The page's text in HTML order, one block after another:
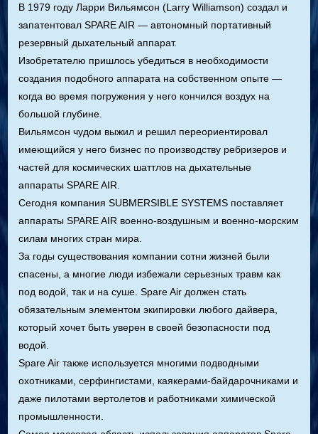
В 1979 году Ларри Вильямсон (Larry Williamson) создал и
запатентовал SPARE AIR — автономный портативный
резервный дыхательный аппарат.
Изобретателю пришлось убедиться в необходимости
создания подобного аппарата на собственном опыте —
когда во время погружения у него кончился воздух на
большой глубине.
Вильямсон чудом выжил и решил переориентировал
имеющийся у него бизнес по производству ребризеров и
частей для космических шаттлов на дыхательные
аппараты SPARE AIR.
Сегодня компания SUBMERSIBLE SYSTEMS поставляет
аппараты SPARE AIR военно-воздушным и военно-морским
силам многих стран мира.
За годы существования компании сотни жизней были
спасены, а многие люди избежали серьезных травм как
под водой, так и на суше. Spare Air должен стать
обязательным элементом экипировки любого дайвера,
который хочет быть уверен в своей безопасности под
водой.
Spare Air также используется многими подводными
охотниками, серфингистами, каякерами-байдарочниками и
даже пилотами вертолетов и работниками химической
промышленности.